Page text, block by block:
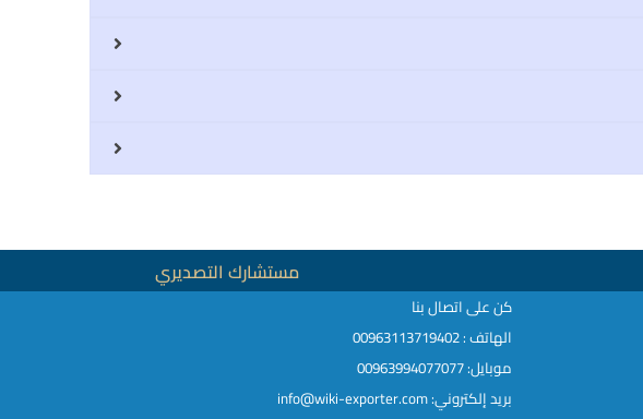
مستشارك التصديري
كن على اتصال بنا
الهاتف : 00963113719402
موبايل: 00963994077077
بريد إلكتروني: info@wiki-exporter.com